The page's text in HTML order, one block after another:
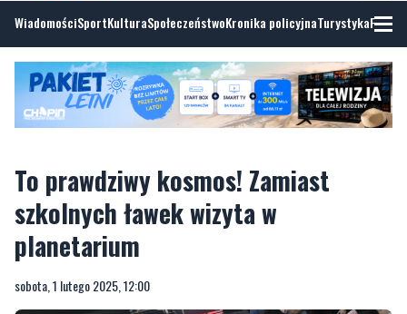
WiadomościSportKulturaSpołeczeństwoKronika policyjnaTurystyka
To prawdziwy kosmos! Zamiast
szkolnych ławek wizyta w
planetarium
sobota, 1 lutego 2025, 12:00